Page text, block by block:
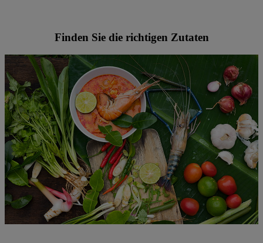
Finden Sie die richtigen Zutaten